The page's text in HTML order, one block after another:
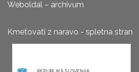
Weboldal – archívum
Kmetovati z naravo - spletna stran